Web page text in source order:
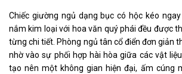
Chiếc giường ngủ dạng bục có hộc kéo
nắm kim loại với hoa văn quý phái đều được
từng chi tiết. Phòng ngủ tân cổ điển đơn giản
nhờ vào sự phối hợp hài hòa giữa các vật
tạo nên một không gian hiện đại, ấm cúng